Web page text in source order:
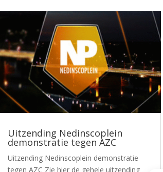
Uitzending Nedinscoplein
demonstratie tegen AZC
Uitzending Nedinscoplein demonstratie
tegen AZC Zie hier de gehele uitzending